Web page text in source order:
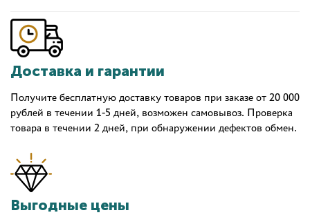
Доставка и гарантии
Получите бесплатную доставку товаров при заказе от 20 000
рублей в течении 1-5 дней, возможен самовывоз. Проверка
товара в течении 2 дней, при обнаружении дефектов обмен.
Выгодные цены